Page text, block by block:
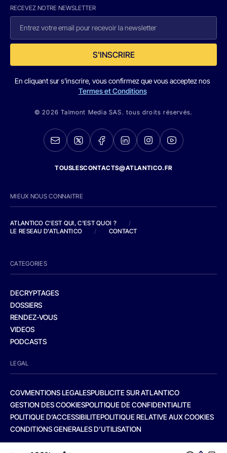
RECEVEZ NOTRE NEWSLETTER
S'INSCRIRE
En cliquant sur s'inscrire, vous confirmez que vous acceptez nos
Termes et Conditions
© 2026 Talmont Media SAS. tous droits réservés.
TOUSLESCONTACTS@ATLANTICO.FR
MIEUX NOUS CONNAITRE
ATLANTICO C'EST QUI, C'EST QUOI ?
/
LE RESEAU D'ATLANTICO
/ CONTACT
CATEGORIES
DECRYPTAGES
DOSSIERS
RENDEZ-VOUS
VIDEOS
PODCASTS
LEGAL
CGVMENTIONS LEGALESPUBLICITE SUR ATLANTICO
GESTION DES COOKIESPOLITIQUE DE CONFIDENTIALITE
POLITIQUE D’ACCESSIBILITEPOLITIQUE RELATIVE AUX COOKIES
CONDITIONS GENERALES D’UTILISATION